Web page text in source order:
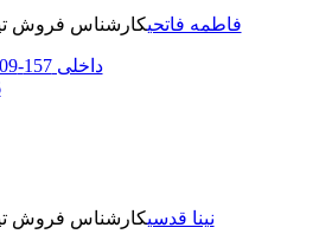
فاطمه فاتحیکارشناس فروش
داخلی157-158
نینا قدسیکارشناس فروش